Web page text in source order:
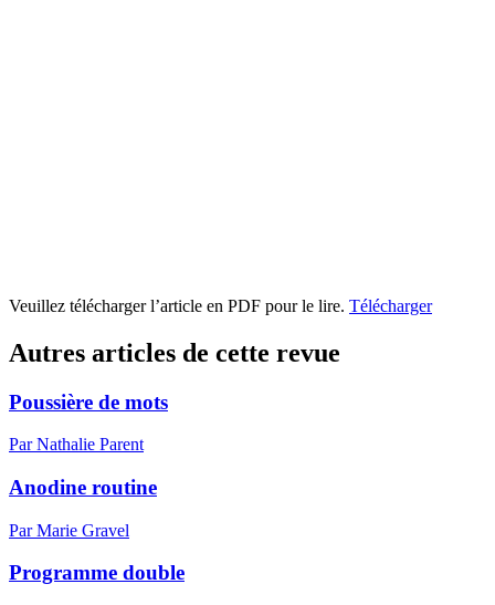
Veuillez télécharger l’article en PDF pour le lire. Télécharger
Autres articles de cette revue
Poussière de mots
Par Nathalie Parent
Anodine routine
Par Marie Gravel
Programme double